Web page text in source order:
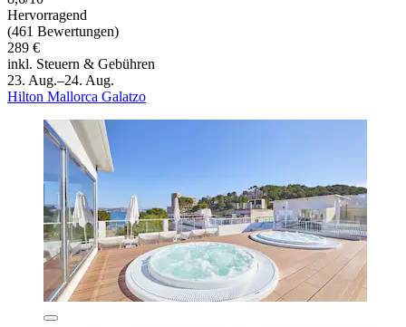
Hervorragend
(461 Bewertungen)
289 €
inkl. Steuern & Gebühren
23. Aug.–24. Aug.
Hilton Mallorca Galatzo